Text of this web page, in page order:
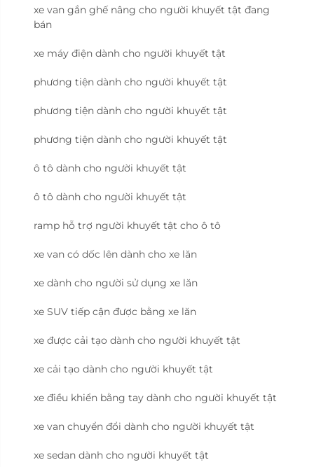
xe van gắn ghế nâng cho người khuyết tật đang
bán
xe máy điện dành cho người khuyết tật
phương tiện dành cho người khuyết tật
phương tiện dành cho người khuyết tật
phương tiện dành cho người khuyết tật
ô tô dành cho người khuyết tật
ô tô dành cho người khuyết tật
ramp hỗ trợ người khuyết tật cho ô tô
xe van có dốc lên dành cho xe lăn
xe dành cho người sử dụng xe lăn
xe SUV tiếp cận được bằng xe lăn
xe được cải tạo dành cho người khuyết tật
xe cải tạo dành cho người khuyết tật
xe điều khiển bằng tay dành cho người khuyết tật
xe van chuyển đổi dành cho người khuyết tật
xe sedan dành cho người khuyết tật